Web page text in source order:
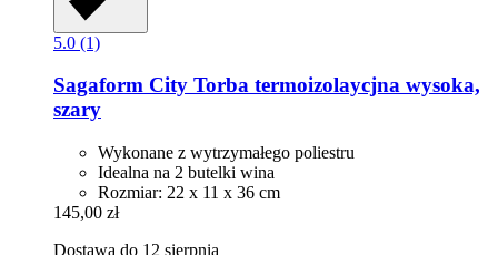
5.0 (1)
Sagaform City Torba termoizolaycjna wysoka,
szary
Wykonane z wytrzymałego poliestru
Idealna na 2 butelki wina
Rozmiar: 22 x 11 x 36 cm
145,00 zł
Dostawa do 12 sierpnia